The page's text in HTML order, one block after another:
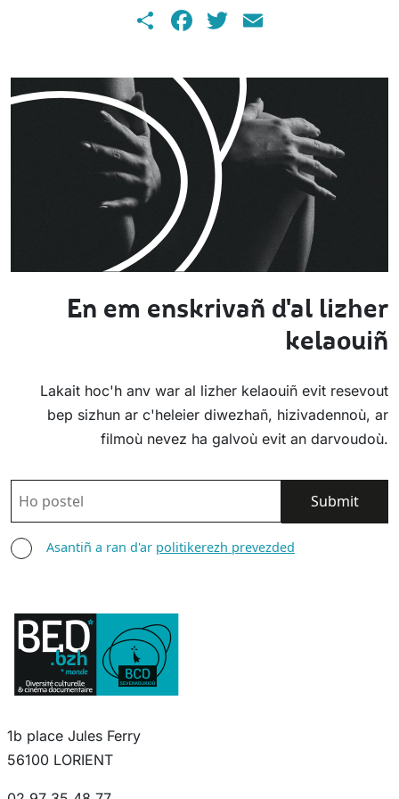
ShareFacebook
Twitter
En em enskrivañ d'al lizher
kelaouiñ
Lakait hoc'h anv war al lizher kelaouiñ evit resevout
bep sizhun ar c'heleier diwezhañ, hizivadennoù, ar
filmoù nevez ha galvoù evit an darvoudoù.
POSTEL
ASANTIÑAsantiñ a ran d'ar politikerezh prevezded
1b place Jules Ferry
56100 LORIENT